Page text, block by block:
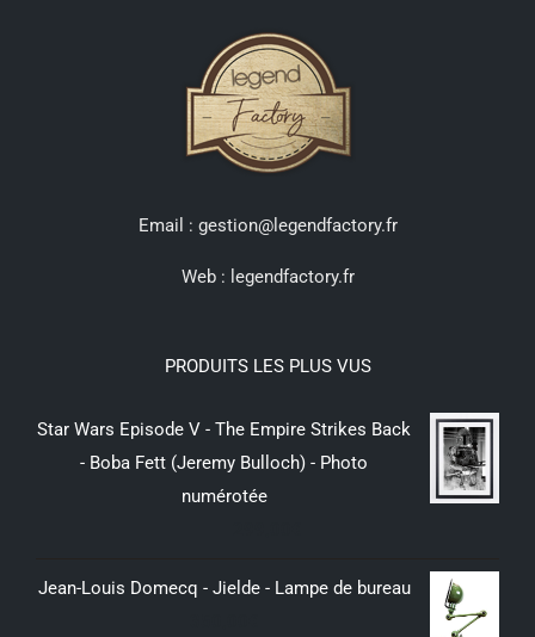
Email : gestion@legendfactory.fr
Web : legendfactory.fr
PRODUITS LES PLUS VUS
Star Wars Episode V - The Empire Strikes Back
- Boba Fett (Jeremy Bulloch) - Photo
numérotée
Jean-Louis Domecq - Jielde - Lampe de bureau